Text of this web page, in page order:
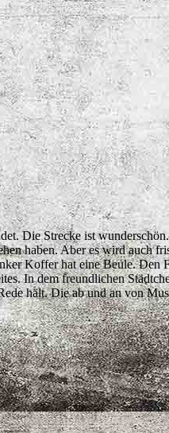
Die Strecke ist wunderschön.
haben. Aber es wird auch
Koffer hat eine Beule. Den
In dem freundlichen
hält. Die ab und an von